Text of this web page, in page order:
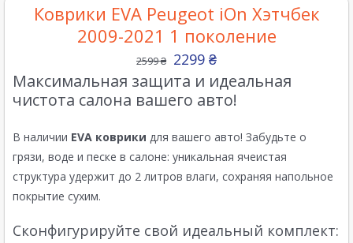
Коврики EVA Peugeot iOn Хэтчбек
2009-2021 1 поколение
2599₴ 2299 ₴
Максимальная защита и идеальная
чистота салона вашего авто!
В наличии EVA коврики для вашего авто! Забудьте о
грязи, воде и песке в салоне: уникальная ячеистая
структура удержит до 2 литров влаги, сохраняя напольное
покрытие сухим.
Сконфигурируйте свой идеальный комплект: